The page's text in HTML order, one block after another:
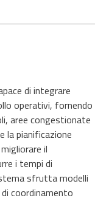
di integrare
operativi, fornendo
aree congestionate
la pianificazione
il
i tempi di
sfrutta modelli
coordinamento